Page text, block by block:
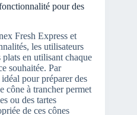
pour des
Fresh Express et
les utilisateurs
en utilisant chaque
souhaitée. Par
pour préparer des
cône à trancher permet
ou des tartes
de ces cônes